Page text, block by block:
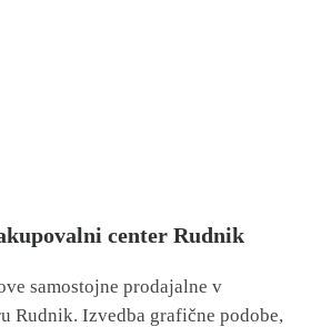
center Rudnik
samostojne prodajalne v
Rudnik. Izvedba grafične podobe,